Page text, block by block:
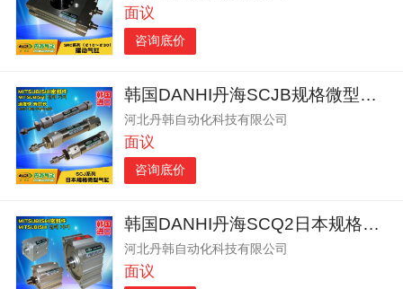
面议
咨询底价
韩国DANHI丹海SCJB规格微型直线往复来回气缸
河北丹韩自动化科技有限公司
面议
咨询底价
韩国DANHI丹海SCQ2日本规格方型形超薄型形气缸
河北丹韩自动化科技有限公司
面议